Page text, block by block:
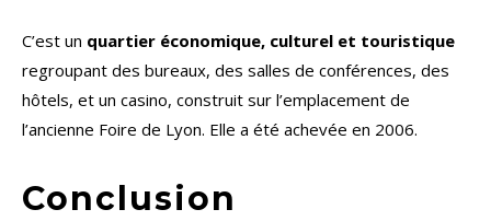
C’est un quartier économique, culturel et touristique
regroupant des bureaux, des salles de conférences, des
hôtels, et un casino, construit sur l’emplacement de
l’ancienne Foire de Lyon. Elle a été achevée en 2006.
Conclusion